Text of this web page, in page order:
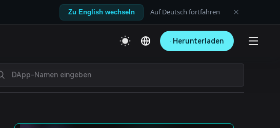
Zu English wechseln Auf Deutsch fortfahren
Herunterladen